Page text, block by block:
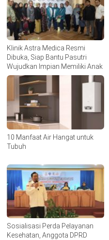
Klinik Astra Medica Resmi
Dibuka, Siap Bantu Pasutri
Wujudkan Impian Memiliki Anak
10 Manfaat Air Hangat untuk
Tubuh
Sosialisasi Perda Pelayanan
Kesehatan, Anggota DPRD